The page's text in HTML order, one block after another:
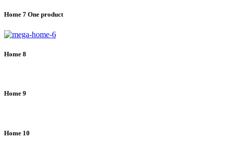
Home 7 One product
Home 8
Home 9
Home 10